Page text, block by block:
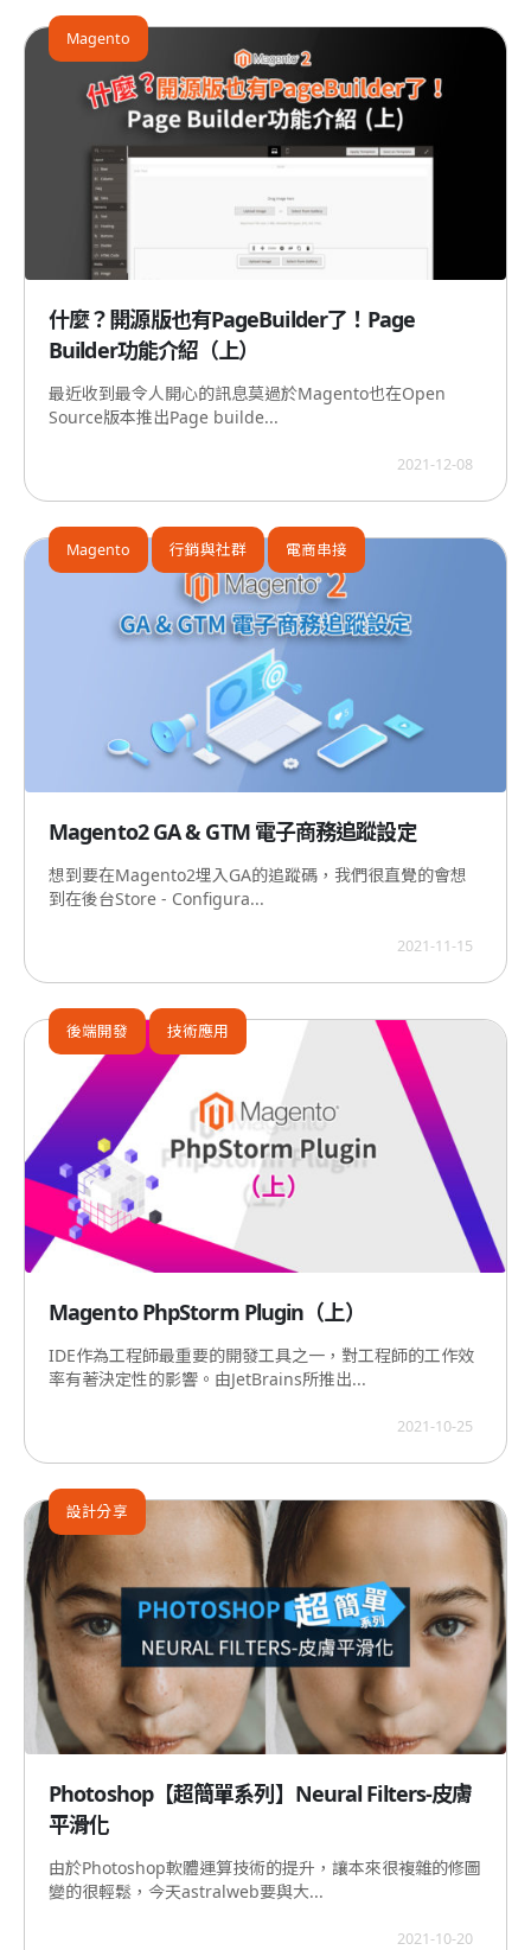
什麼？開源版也有PageBuilder了！Page
Builder功能介紹（上）
最近收到最令人開心的訊息莫過於Magento也在Open
Source版本推出Page builde...
2021-12-08
Magento
Magento2 GA & GTM 電子商務追蹤設定
想到要在Magento2埋入GA的追蹤碼，我們很直覺的會想
到在後台Store - Configura...
2021-11-15
Magento 行銷與社群 電商串接
Magento PhpStorm Plugin（上）
IDE作為工程師最重要的開發工具之一，對工程師的工作效
率有著決定性的影響。由JetBrains所推出...
2021-10-25
後端開發 技術應用
Photoshop【超簡單系列】Neural Filters-皮膚
平滑化
由於Photoshop軟體運算技術的提升，讓本來很複雜的修圖
變的很輕鬆，今天astralweb要與大...
2021-10-20
設計分享